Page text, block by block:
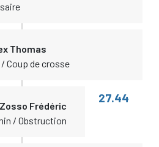
Thomas
Coup de crosse
Zosso Frédéric
/ Obstruction
27.44